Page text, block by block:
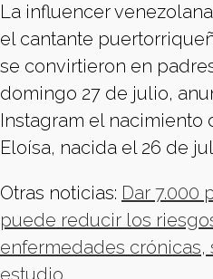
La influencer
el cantante
se convirtieron en
domingo 27 de julio,
Instagram el nacimiento
Eloísa, nacida el 26 de
Otras noticias: Dar 7.000
puede reducir los
enfermedades crónicas,
estudio